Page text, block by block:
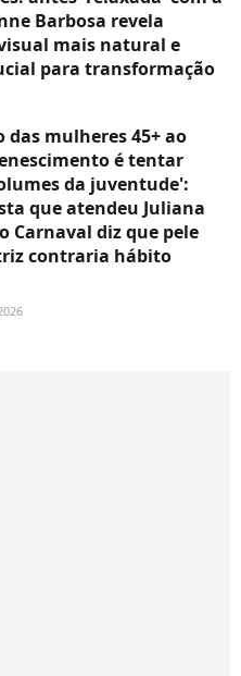
Barbosa revela
mais natural e
para transformação
das mulheres 45+ ao
é tentar
da juventude':
que atendeu Juliana
Carnaval diz que pele
contraria hábito